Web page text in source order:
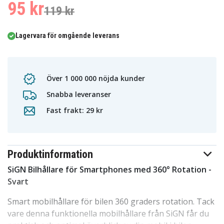
95 kr119 kr
Lagervara för omgående leverans
Över 1 000 000 nöjda kunder
Snabba leveranser
Fast frakt: 29 kr
Produktinformation
SiGN Bilhållare för Smartphones med 360° Rotation -
Svart
Smart mobilhållare för bilen 360 graders rotation. Tack
vare denna funktionella mobilhållare från SiGN får du